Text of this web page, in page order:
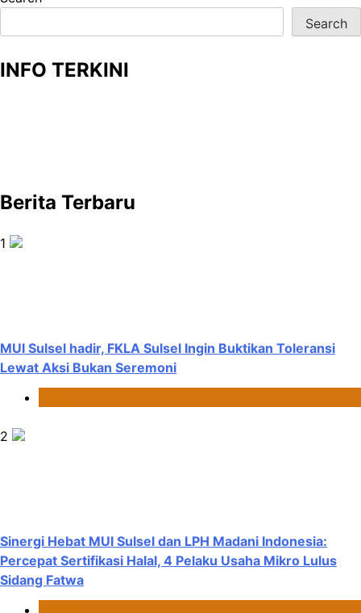
Search
INFO TERKINI
Berita Terbaru
1
MUI Sulsel hadir, FKLA Sulsel Ingin Buktikan Toleransi
Lewat Aksi Bukan Seremoni
2
Sinergi Hebat MUI Sulsel dan LPH Madani Indonesia:
Percepat Sertifikasi Halal, 4 Pelaku Usaha Mikro Lulus
Sidang Fatwa